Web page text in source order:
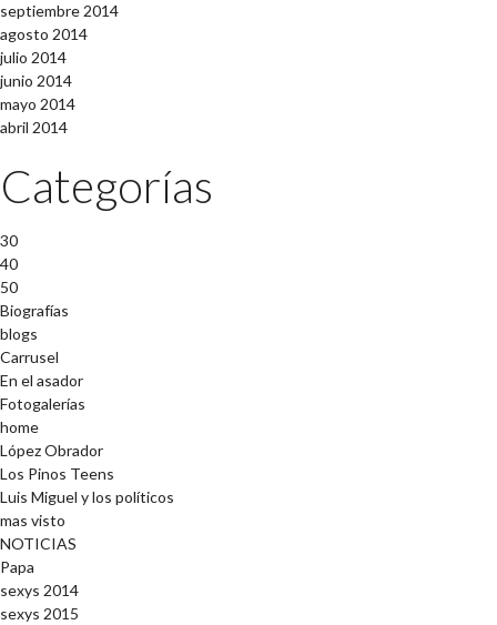
septiembre 2014
agosto 2014
julio 2014
junio 2014
mayo 2014
abril 2014
Categorías
30
40
50
Biografías
blogs
Carrusel
En el asador
Fotogalerías
home
López Obrador
Los Pinos Teens
Luis Miguel y los políticos
mas visto
NOTICIAS
Papa
sexys 2014
sexys 2015